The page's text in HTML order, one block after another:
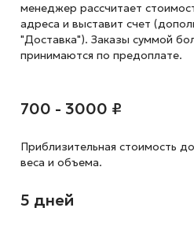
менеджер рассчитает
адреса и выставит счет
"Доставка"). Заказы суммой
принимаются по предоплате.
700 - 3000 ₽
Приблизительная стоимость
веса и объема.
5 дней